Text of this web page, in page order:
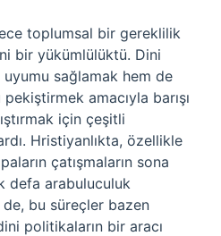
toplumsal bir gereklilik
bir yükümlülüktü. Dini
sağlamak hem de
amacıyla barışı
için çeşitli
Hristiyanlıkta, özellikle
çatışmaların sona
defa arabuluculuk
de, bu süreçler bazen
politikaların bir aracı